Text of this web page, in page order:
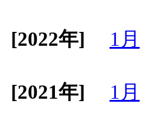
[2022年]
1月
[2021年]
1月